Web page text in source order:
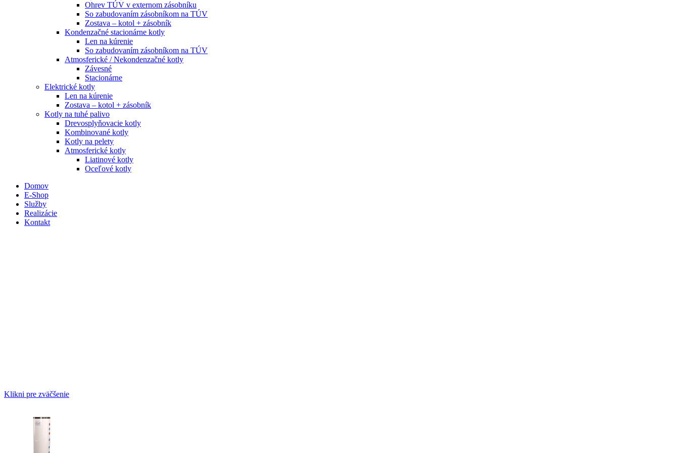
Ohrev TÚV v externom zásobníku
So zabudovaním zásobníkom na TÚV
Zostava – kotol + zásobník
Kondenzačné stacionárne kotly
Len na kúrenie
So zabudovaním zásobníkom na TÚV
Atmosferické / Nekondenzačné kotly
Závesné
Stacionárne
Elektrické kotly
Len na kúrenie
Zostava – kotol + zásobník
Kotly na tuhé palivo
Drevosplyňovacie kotly
Kombinované kotly
Kotly na pelety
Atmosferické kotly
Liatinové kotly
Oceľové kotly
Domov
E-Shop
Služby
Realizácie
Kontakt
Klikni pre zväčšenie